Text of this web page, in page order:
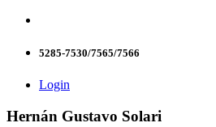
5285-7530/7565/7566
Login
Hernán Gustavo Solari